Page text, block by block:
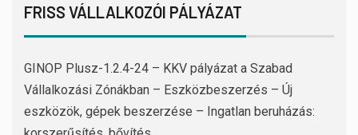
FRISS VÁLLALKOZÓI PÁLYÁZAT
GINOP Plusz-1.2.4-24 – KKV pályázat a Szabad
Vállalkozási Zónákban – Eszközbeszerzés – Új
eszközök, gépek beszerzése – Ingatlan beruházás: